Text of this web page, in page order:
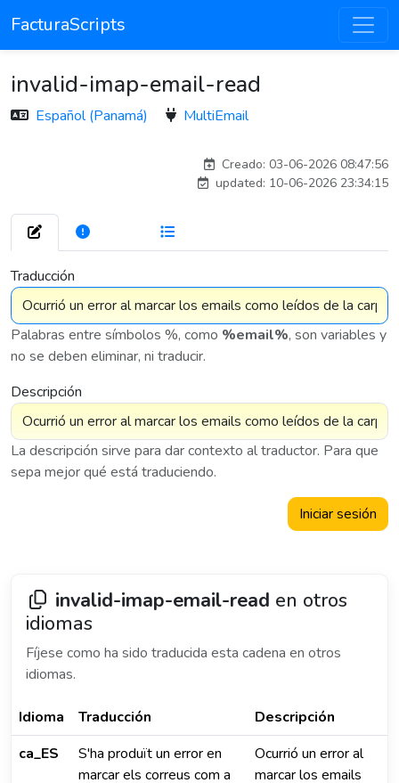
FacturaScripts
invalid-imap-email-read
Español (Panamá) MultiEmail
Creado: 03-06-2026 08:47:56
updated: 10-06-2026 23:34:15
Traducción
Palabras entre símbolos %, como %email%, son variables y
no se deben eliminar, ni traducir.
Descripción
La descripción sirve para dar contexto al traductor. Para que
sepa mejor qué está traduciendo.
Iniciar sesión
invalid-imap-email-read en otros
idiomas
Fíjese como ha sido traducida esta cadena en otros
idiomas.
Idioma Traducción
Descripción
ca_ES
S'ha produït un error en
marcar els correus com a
Ocurrió un error al
marcar los emails